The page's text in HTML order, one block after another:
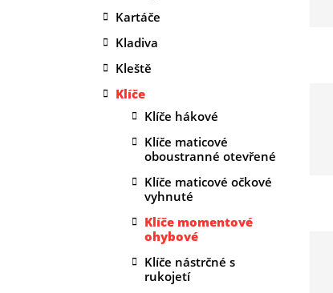
Kartáče
Kladiva
Kleště
Klíče
Klíče hákové
Klíče maticové
oboustranné otevřené
Klíče maticové očkové
vyhnuté
Klíče momentové
ohybové
Klíče nástrčné s
rukojetí